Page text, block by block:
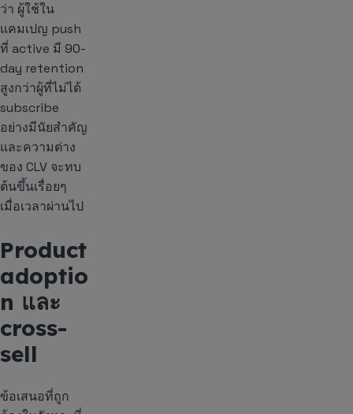
ว่า ผู้ใช้ใน
แคมเปญ push
ที่ active มี 90-
day retention
สูงกว่าผู้ที่ไม่ได้
subscribe
อย่างมีนัยสำคัญ
และความต่าง
ของ CLV จะทบ
ต้นขึ้นเรื่อยๆ
เมื่อเวลาผ่านไป
Product
adoptio
n และ
cross-
sell
ข้อเสนอที่ถูก